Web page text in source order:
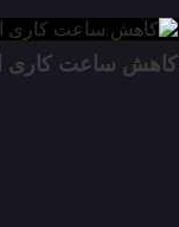
کاهش ساعت کاری